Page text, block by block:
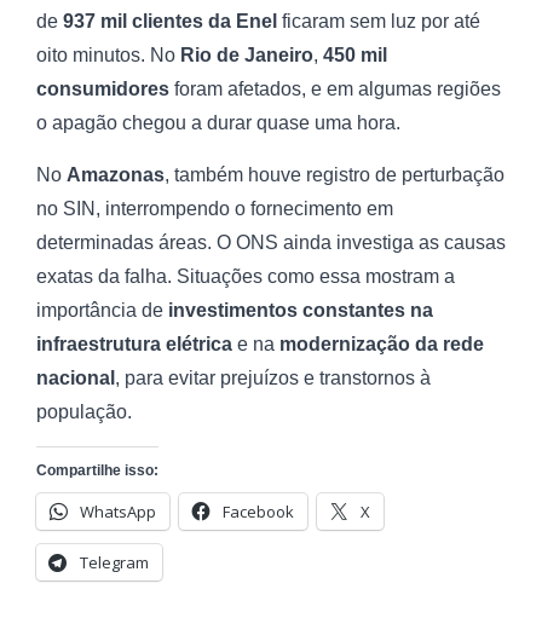
de 937 mil clientes da Enel ficaram sem luz por até
oito minutos. No Rio de Janeiro, 450 mil
consumidores foram afetados, e em algumas regiões
o apagão chegou a durar quase uma hora.
No Amazonas, também houve registro de perturbação
no SIN, interrompendo o fornecimento em
determinadas áreas. O ONS ainda investiga as causas
exatas da falha. Situações como essa mostram a
importância de investimentos constantes na
infraestrutura elétrica e na modernização da rede
nacional , para evitar prejuízos e transtornos à
população.
Compartilhe isso:
WhatsApp Facebook X
Telegram